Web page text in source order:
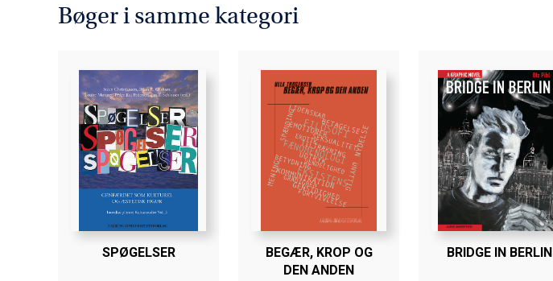
Bøger i samme kategori
SPØGELSER
BEGÆR, KROP OG
DEN ANDEN
BRIDGE IN BERLIN